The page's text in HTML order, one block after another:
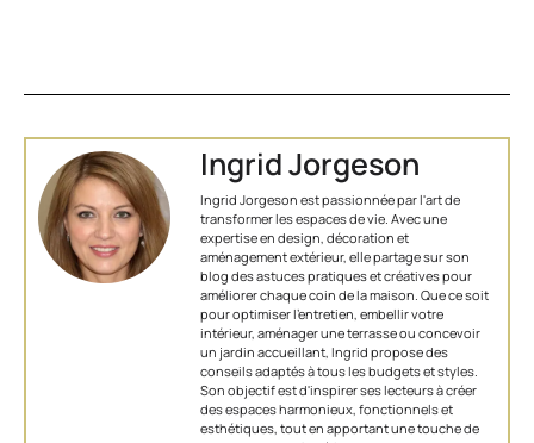
Ingrid Jorgeson
Ingrid Jorgeson est passionnée par l'art de
transformer les espaces de vie. Avec une
expertise en design, décoration et
aménagement extérieur, elle partage sur son
blog des astuces pratiques et créatives pour
améliorer chaque coin de la maison. Que ce soit
pour optimiser l’entretien, embellir votre
intérieur, aménager une terrasse ou concevoir
un jardin accueillant, Ingrid propose des
conseils adaptés à tous les budgets et styles.
Son objectif est d'inspirer ses lecteurs à créer
des espaces harmonieux, fonctionnels et
esthétiques, tout en apportant une touche de